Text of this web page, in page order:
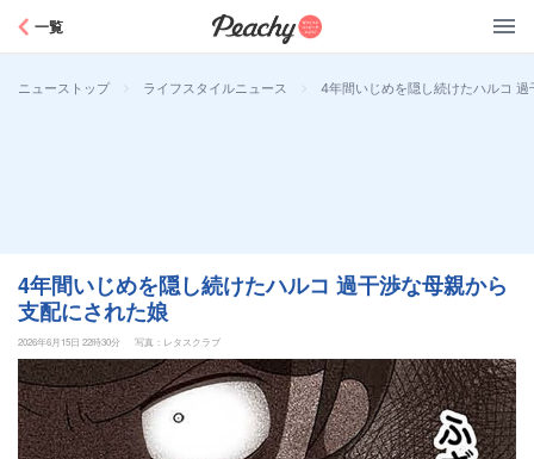
一覧
ニューストップ > ライフスタイルニュース > 4年間いじめを隠し続けたハルコ
4年間いじめを隠し続けたハルコ 過干渉な母親から
支配にされた娘
2026年6月15日 22時30分 写真：レタスクラブ